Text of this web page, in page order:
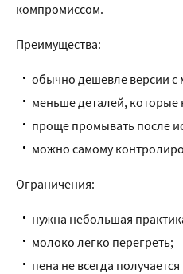
компромиссом.
Преимущества:
обычно дешевле версии
меньше деталей, которые
проще промывать после
можно самому
Ограничения:
нужна небольшая
молоко легко перегреть;
пена не всегда